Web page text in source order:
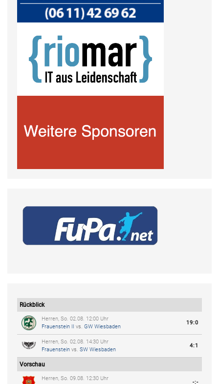
Rückblick
Herren, So. 02.08. 12:00 Uhr
Frauenstein II vs. GW Wiesbaden
19:0
Herren, So. 02.08. 14:30 Uhr
Frauenstein vs. SW Wiesbaden
4:1
Vorschau
Herren, So. 09.08. 12:30 Uhr
-:-